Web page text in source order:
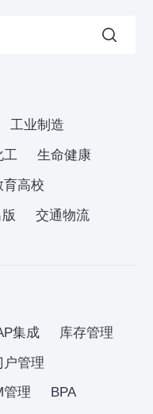
工业制造
工
生命健康
育高校
交通物流
集成
库存管理
户管理
管理
BPA